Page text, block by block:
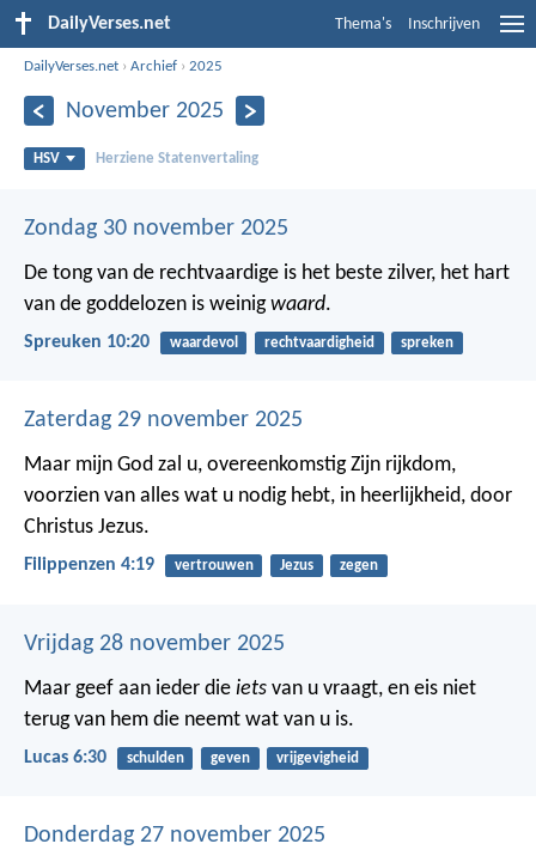
DailyVerses.net Thema's Inschrijven
DailyVerses.net ›Archief ›2025
November 2025
HSV Herziene Statenvertaling
Zondag 30 november 2025
De tong van de rechtvaardige is het beste zilver, het hart
van de goddelozen is weinigwaard.
Spreuken 10:20 waardevol rechtvaardigheid spreken
Zaterdag 29 november 2025
Maar mijn God zal u, overeenkomstig Zijn rijkdom,
voorzien van alles wat u nodig hebt, in heerlijkheid, door
Christus Jezus.
Filippenzen 4:19 vertrouwen Jezus zegen
Vrijdag 28 november 2025
Maar geef aan ieder die iets van u vraagt, en eis niet
terug van hem die neemt wat van u is.
Lucas 6:30 schulden geven vrijgevigheid
Donderdag 27 november 2025